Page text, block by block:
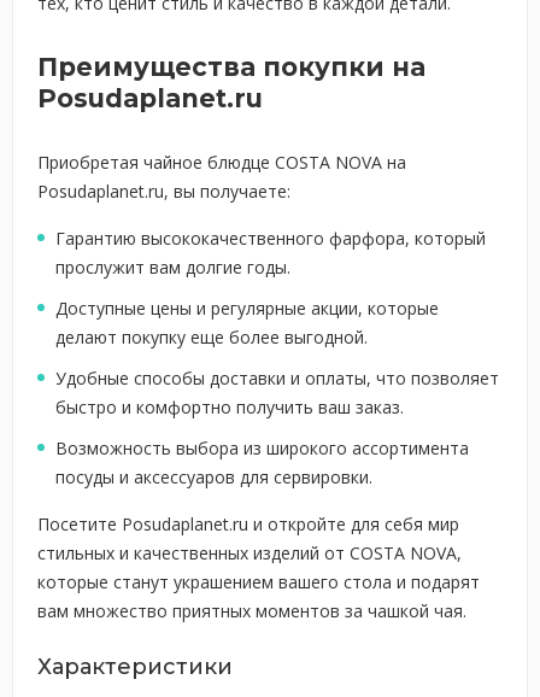
Преимущества покупки на
Posudaplanet.ru
Приобретая чайное блюдце COSTA NOVA на
Posudaplanet.ru, вы получаете:
Гарантию высококачественного фарфора, который
прослужит вам долгие годы.
Доступные цены и регулярные акции, которые
делают покупку еще более выгодной.
Удобные способы доставки и оплаты, что позволяет
быстро и комфортно получить ваш заказ.
Возможность выбора из широкого ассортимента
посуды и аксессуаров для сервировки.
Посетите Posudaplanet.ru и откройте для себя мир
стильных и качественных изделий от COSTA NOVA,
которые станут украшением вашего стола и подарят
вам множество приятных моментов за чашкой чая.
Характеристики